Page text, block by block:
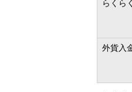
らくら
外貨入